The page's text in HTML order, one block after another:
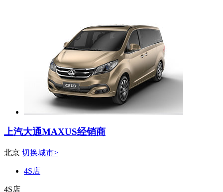
上汽大通MAXUS经销商
北京 切换城市>
4S店
4S店